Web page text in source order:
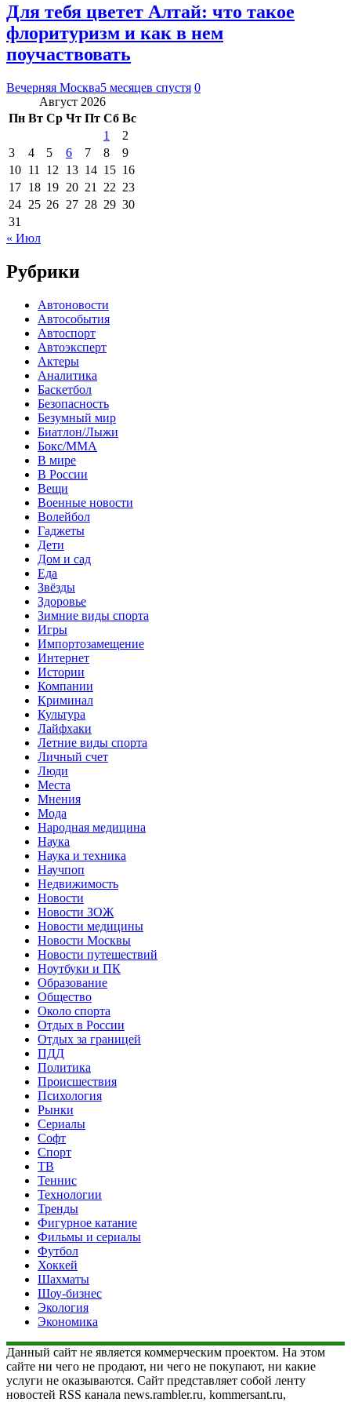
Для тебя цветет Алтай: что такое
флоритуризм и как в нем
поучаствовать
Вечерняя Москва5 месяцев спустя 0
Август 2026
Пн Вт Ср Чт Пт Сб Вс
1
2
3
4 5 6 7 8
9
10 11 12 13 14 15 16
17 18 19 20 21 22 23
24 25 26 27 28 29 30
31
« Июл
Рубрики
Автоновости
Автособытия
Автоспорт
Автоэксперт
Актеры
Аналитика
Баскетбол
Безопасность
Безумный мир
Биатлон/Лыжи
Бокс/MMA
В мире
В России
Вещи
Военные новости
Волейбол
Гаджеты
Дети
Дом и сад
Еда
Звёзды
Здоровье
Зимние виды спорта
Игры
Импортозамещение
Интернет
Истории
Компании
Криминал
Культура
Лайфхаки
Летние виды спорта
Личный счет
Люди
Места
Мнения
Мода
Народная медицина
Наука
Наука и техника
Научпоп
Недвижимость
Новости
Новости ЗОЖ
Новости медицины
Новости Москвы
Новости путешествий
Ноутбуки и ПК
Образование
Общество
Около спорта
Отдых в России
Отдых за границей
ПДД
Политика
Происшествия
Психология
Рынки
Сериалы
Софт
Спорт
ТВ
Теннис
Технологии
Тренды
Фигурное катание
Фильмы и сериалы
Футбол
Хоккей
Шахматы
Шоу-бизнес
Экология
Экономика
Данный сайт не является коммерческим проектом. На этом
сайте ни чего не продают, ни чего не покупают, ни какие
услуги не оказываются. Сайт представляет собой ленту
новостей RSS канала news.rambler.ru, kommersant.ru,